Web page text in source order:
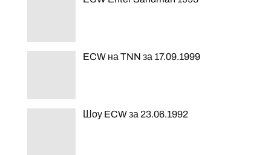
ECW на TNN за 17.09.1999
Шоу ECW за 23.06.1992